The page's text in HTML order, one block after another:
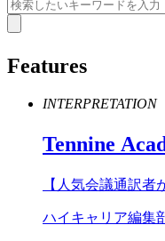
Features
INTERPRETATION
Tennine
【人気会議通訳者
ハイキャリア編集